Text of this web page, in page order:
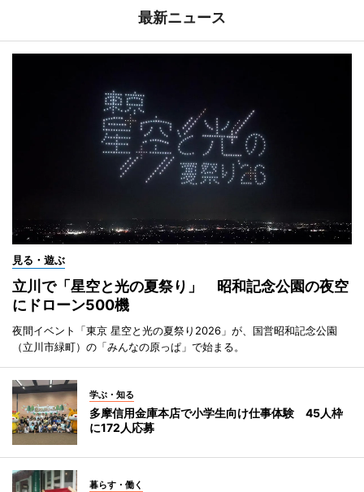
最新ニュース
見る・遊ぶ
立川で「星空と光の夏祭り」 昭和記念公園の夜空
にドローン500機
夜間イベント「東京 星空と光の夏祭り2026」が、国営昭和記念公園
（立川市緑町）の「みんなの原っぱ」で始まる。
学ぶ・知る
多摩信用金庫本店で小学生向け仕事体験 45人枠
に172人応募
暮らす・働く